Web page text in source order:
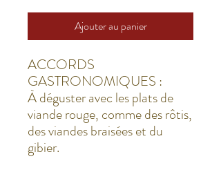
Ajouter au panier
ACCORDS
GASTRONOMIQUES :
À déguster avec les plats de
viande rouge, comme des rôtis,
des viandes braisées et du
gibier.